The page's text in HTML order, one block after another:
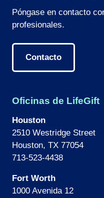
Póngase en contacto
profesionales.
Contacto
Oficinas de LifeGift
Houston
2510 Westridge Street
Houston, TX 77054
713-523-4438
Fort Worth
1000 Avenida 12